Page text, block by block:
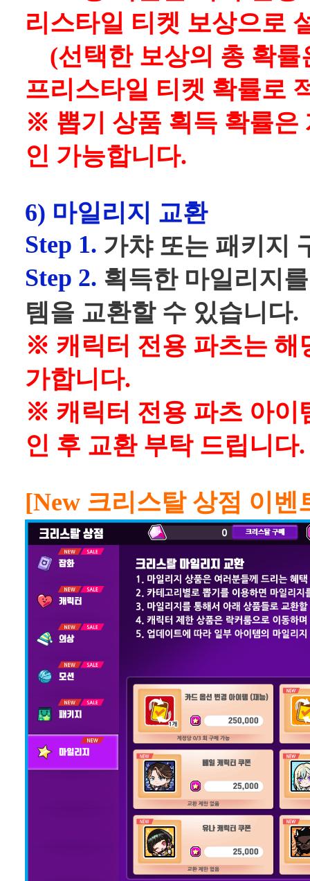
리스타일 티켓 보상으로
(선택한 보상의 총 확률
프리스타일 티켓 확률로
※ 뽑기 상품 획득 확률은
인 가능합니다.
6) 마일리지 교환
Step 1. 가챠 또는 패키지
Step 2. 획득한 마일리지
템을 교환할 수 있습니다.
※ 캐릭터 전용 파츠는 해
가합니다.
※ 캐릭터 전용 파츠 아이
인 후 교환 부탁 드립니다.
[New 크리스탈 상점 이